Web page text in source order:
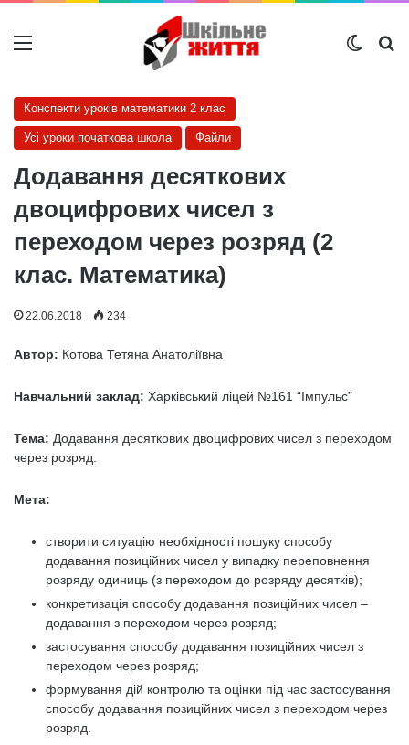
Меню
Конспекти уроків математики 2 клас
Усі уроки початкова школа Файли
Додавання десяткових
двоцифрових чисел з
переходом через розряд (2
клас. Математика)
22.06.2018 234
Автор: Котова Тетяна Анатоліївна
Навчальний заклад: Харківський ліцей №161 “Імпульс”
Тема: Додавання десяткових двоцифрових чисел з переходом
через розряд.
Мета:
створити ситуацію необхідності пошуку способу
додавання позиційних чисел у випадку переповнення
розряду одиниць (з переходом до розряду десятків);
конкретизація способу додавання позиційних чисел –
додавання з переходом через розряд;
застосування способу додавання позиційних чисел з
переходом через розряд;
формування дій контролю та оцінки під час застосування
способу додавання позиційних чисел з переходом через
розряд.